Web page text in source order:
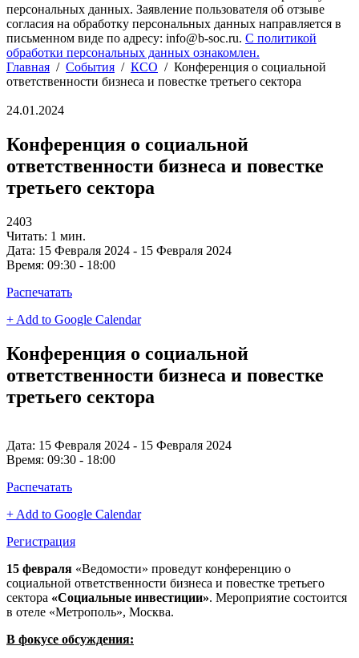
персональных данных. Заявление пользователя об отзыве
согласия на обработку персональных данных направляется в
письменном виде по адресу: info@b-soc.ru. С политикой
обработки персональных данных ознакомлен.
Главная / События / КСО / Конференция о социальной
ответственности бизнеса и повестке третьего сектора
24.01.2024
Конференция о социальной
ответственности бизнеса и повестке
третьего сектора
2403
Читать: 1 мин.
Дата: 15 Февраля 2024 - 15 Февраля 2024
Время: 09:30 - 18:00
Распечатать
+ Add to Google Calendar
Конференция о социальной
ответственности бизнеса и повестке
третьего сектора
Дата: 15 Февраля 2024 - 15 Февраля 2024
Время: 09:30 - 18:00
Распечатать
+ Add to Google Calendar
Регистрация
15 февраля «Ведомости» проведут конференцию о
социальной ответственности бизнеса и повестке третьего
сектора «Социальные инвестиции». Мероприятие состоится
в отеле «Метрополь», Москва.
В фокусе обсуждения: